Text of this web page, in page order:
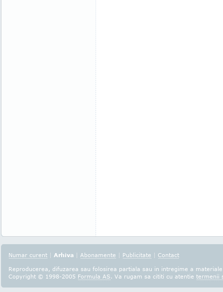
Numar curent | Arhiva | Abonamente | Publicitate | Contact
Reproducerea, difuzarea sau folosirea partiala sau in intregime a
Copyright © 1998-2005 Formula AS. Va rugam sa cititi cu atentie termenii